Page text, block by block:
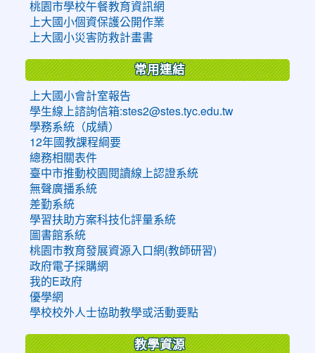
桃園市學校午餐教育資訊網
上大國小個資保護公開作業
上大國小災害防救計畫書
常用連結
上大國小會計室報告
學生線上諮詢信箱:stes2@stes.tyc.edu.tw
學務系統（成績）
12年國教課程綱要
總務相關表件
臺中市推動校園閱讀線上認證系統
無聲廣播系統
差勤系統
學習扶助方案科技化評量系統
圖書館系統
桃園市教育發展資源入口網(教師研習)
政府電子採購網
我的E政府
優學網
學校校外人士協助教學或活動要點
教學資源